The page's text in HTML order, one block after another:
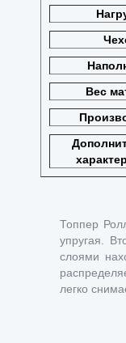
Вес
Топпер
упругая.
слоями
легко